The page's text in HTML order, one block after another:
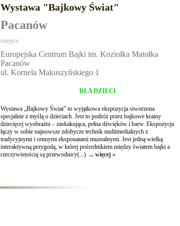
Wystawa "Bajkowy Świat"
Pacanów
miejsce:
Europejska Centrum Bajki im. Koziołka Matołka
Pacanów
ul. Kornela Makuszyńskiego 1
DLA DZIECI
Wystawa „Bajkowy Świat” to wyjątkowa ekspozycja stworzona
specjalnie z myślą o dzieciach. Jest to podróż przez bajkowe krainy
dziecięcej wyobraźni – zaskakująca, pełna dźwięków i barw. Ekspozycja
łączy w sobie najnowsze zdobycze technik multimedialnych z
tradycyjnymi i cennymi eksponatami muzealnymi. Jest jedną wielką
interaktywną przygodą, w której pośrednikiem między światem bajki a
rzeczywistością są przewodnicy(...) ... więcej »